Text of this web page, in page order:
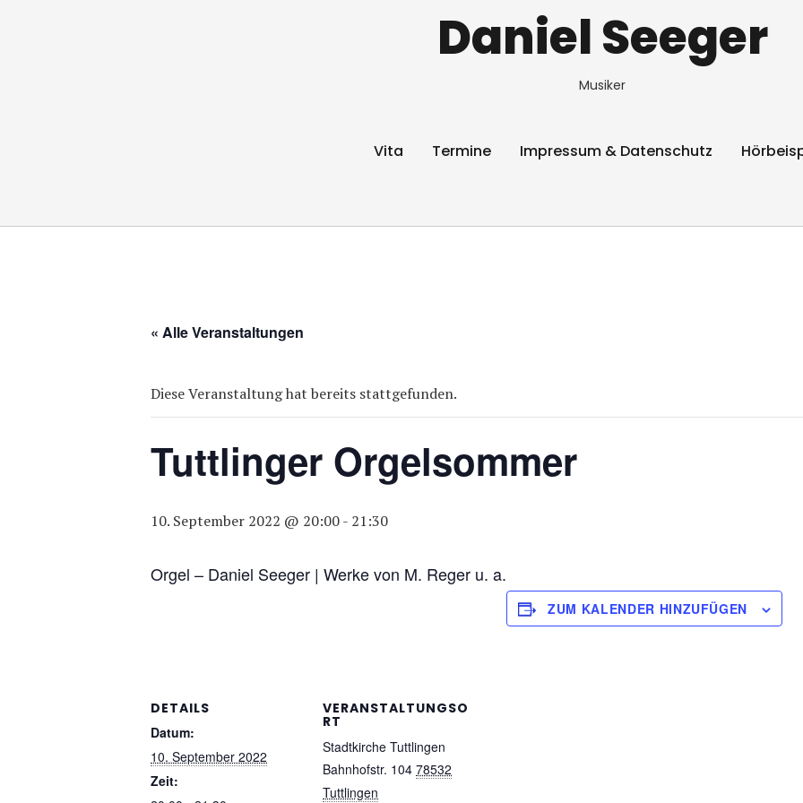
Daniel Seeger
Musiker
Vita Termine Impressum & Datenschutz
« Alle Veranstaltungen
Diese Veranstaltung hat bereits stattgefunden.
Tuttlinger Orgelsommer
10. September 2022 @ 20:00- 21:30
Orgel – Daniel Seeger | Werke von M. Reger u. a.
ZUM KALENDER HINZUFÜGEN
DETAILS
Datum:
10. September 2022
Zeit:
VERANSTALTUNGSO
RT
Stadtkirche Tuttlingen
Bahnhofstr. 104 78532
Tuttlingen